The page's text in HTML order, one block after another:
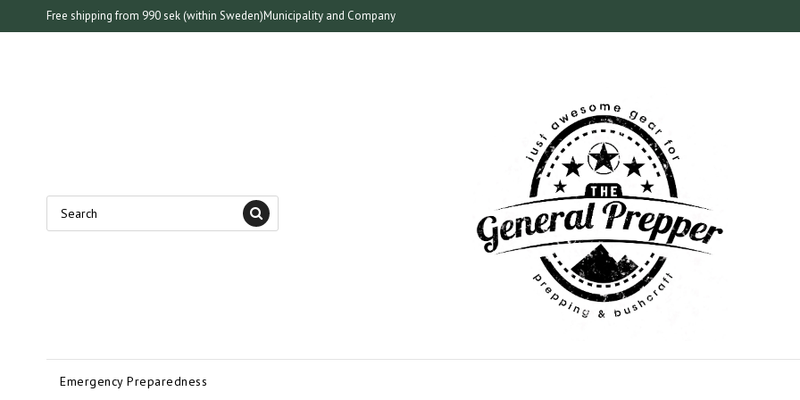
Free shipping from 990 sek (within Sweden)Municipality and Company
Emergency Preparedness